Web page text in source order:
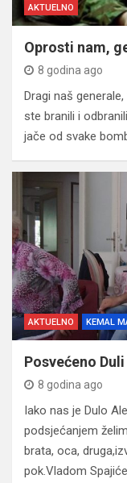
AKTUELNO
Oprosti nam,
8 godina ago
Dragi naš
ste branili i
jače od svake
AKTUELNO KEMAL
Posvećeno
8 godina ago
Iako nas je Dulo
podsjećanjem
brata, oca,
pok.Vladom